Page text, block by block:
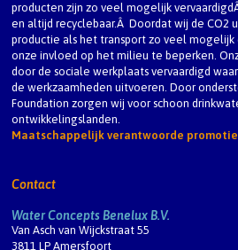
producten zijn zo veel mogelijk
en altijd recyclebaar.Â Doordat wij de CO2
productie als het transport zo veel mogelijk
onze invloed op het milieu te beperken.
door de sociale werkplaats vervaardigd
de werkzaamheden uitvoeren. Door
Foundation zorgen wij voor schoon
ontwikkelingslanden.
Maatschappelijk verantwoorde promotie
Contact
Water Concepts Benelux B.V.
Van Asch van Wijckstraat 55
3811 LP Amersfoort